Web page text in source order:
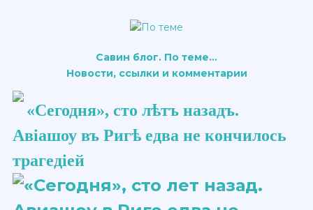
Савин блог. По теме...
Новости, ссылки и комментарии
«Сегодня», сто ​лѣтъ​ назадъ.
Авіашоу​ въ Ригѣ едва не кончилось
трагедіей